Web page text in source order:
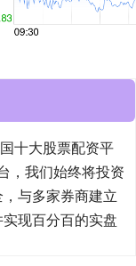
十大股票配资平
，我们始终将投资
与多家券商建立
现百分百的实盘